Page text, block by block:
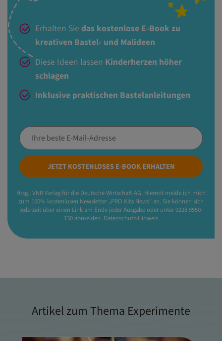
Erhalten Sie das kostenlose E-Book zu
kreativen Bastel- und Malideen
Diese Ideen lassen Kinderherzen höher
schlagen
Inklusive praktischen Bastelanleitungen
JETZT KOSTENLOSES E-BOOK ERHALTEN
Hrsg.: VNR Verlag für die Deutsche Wirtschaft AG. Hiermit melde ich mich
zum 100% kostenlosen Newsletter „PRO Kita News“ an. Sie können sich
jederzeit über einen Link am Ende jeder Ausgabe oder unter 0228 9550-
130 abmelden. Datenschutz-Hinweis
Artikel zum Thema Experimente